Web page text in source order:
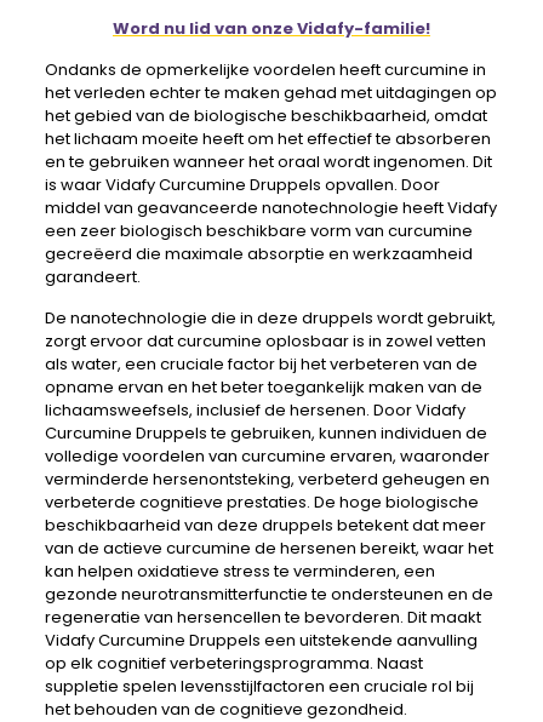
Word nu lid van onze Vidafy-familie!
Ondanks de opmerkelijke voordelen heeft curcumine in
het verleden echter te maken gehad met uitdagingen op
het gebied van de biologische beschikbaarheid, omdat
het lichaam moeite heeft om het effectief te absorberen
en te gebruiken wanneer het oraal wordt ingenomen. Dit
is waar Vidafy Curcumine Druppels opvallen. Door
middel van geavanceerde nanotechnologie heeft Vidafy
een zeer biologisch beschikbare vorm van curcumine
gecreëerd die maximale absorptie en werkzaamheid
garandeert.
De nanotechnologie die in deze druppels wordt gebruikt,
zorgt ervoor dat curcumine oplosbaar is in zowel vetten
als water, een cruciale factor bij het verbeteren van de
opname ervan en het beter toegankelijk maken van de
lichaamsweefsels, inclusief de hersenen. Door Vidafy
Curcumine Druppels te gebruiken, kunnen individuen de
volledige voordelen van curcumine ervaren, waaronder
verminderde hersenontsteking, verbeterd geheugen en
verbeterde cognitieve prestaties. De hoge biologische
beschikbaarheid van deze druppels betekent dat meer
van de actieve curcumine de hersenen bereikt, waar het
kan helpen oxidatieve stress te verminderen, een
gezonde neurotransmitterfunctie te ondersteunen en de
regeneratie van hersencellen te bevorderen. Dit maakt
Vidafy Curcumine Druppels een uitstekende aanvulling
op elk cognitief verbeteringsprogramma. Naast
suppletie spelen levensstijlfactoren een cruciale rol bij
het behouden van de cognitieve gezondheid.